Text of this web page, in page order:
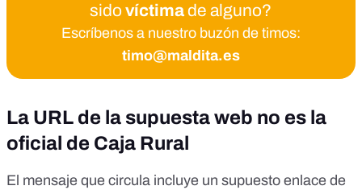
sidovíctimade alguno?
Escríbenos a nuestro buzón de timos:
timo@maldita.es
La URL de la supuesta web no es la
oficial de Caja Rural
El mensaje que circula incluye un supuesto enlace de